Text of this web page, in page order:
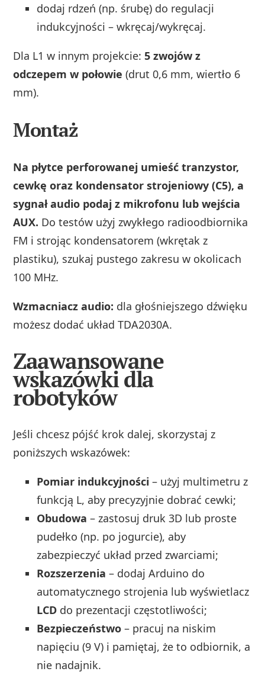
dodaj rdzeń (np. śrubę) do regulacji
indukcyjności – wkręcaj/wykręcaj.
Dla L1 w innym projekcie:5 zwojów z
odczepem w połowie (drut 0,6 mm, wiertło 6
mm).
Montaż
Na płytce perforowanej umieść tranzystor,
cewkę oraz kondensator strojeniowy (C5), a
sygnał audio podaj z mikrofonu lub wejścia
AUX. Do testów użyj zwykłego radioodbiornika
FM i strojąc kondensatorem (wkrętak z
plastiku), szukaj pustego zakresu w okolicach
100 MHz.
Wzmacniacz audio: dla głośniejszego dźwięku
możesz dodać układ TDA2030A.
Zaawansowane
wskazówki dla
robotyków
Jeśli chcesz pójść krok dalej, skorzystaj z
poniższych wskazówek:
Pomiar indukcyjności – użyj multimetru z
funkcją L, aby precyzyjnie dobrać cewki;
Obudowa – zastosuj druk 3D lub proste
pudełko (np. po jogurcie), aby
zabezpieczyć układ przed zwarciami;
Rozszerzenia – dodaj Arduino do
automatycznego strojenia lub wyświetlacz
LCD do prezentacji częstotliwości;
Bezpieczeństwo – pracuj na niskim
napięciu (9 V) i pamiętaj, że to odbiornik, a
nie nadajnik.